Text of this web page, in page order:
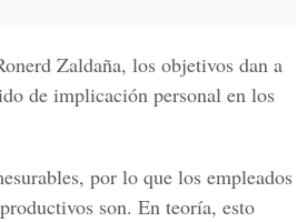
Zaldaña, los objetivos dan a
de implicación personal en los
por lo que los empleados
son. En teoría, esto